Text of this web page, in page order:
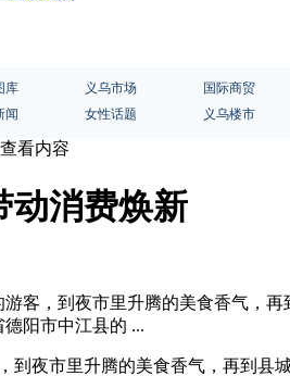
库 义乌市场 国际商贸
闻 女性话题 义乌楼市
查看内容
动消费焕新
游客，到夜市里升腾的美食香气，
阳市中江县的 ...
到夜市里升腾的美食香气，再到